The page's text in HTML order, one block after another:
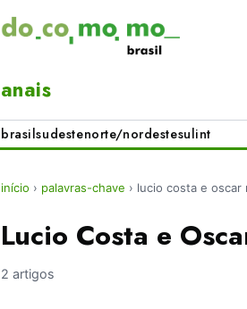
anais
brasilsudestenorte/nordestesulint
início › palavras-chave › lucio costa e oscar
Lucio Costa e
2 artigos